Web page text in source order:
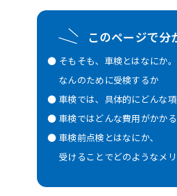
このページで分
そもそも、車検とはなにか。
なんのために受検するか
車検では、具体的にどんな
車検ではどんな費用がかか
車検前点検とはなにか、
受けることでどのようなメ